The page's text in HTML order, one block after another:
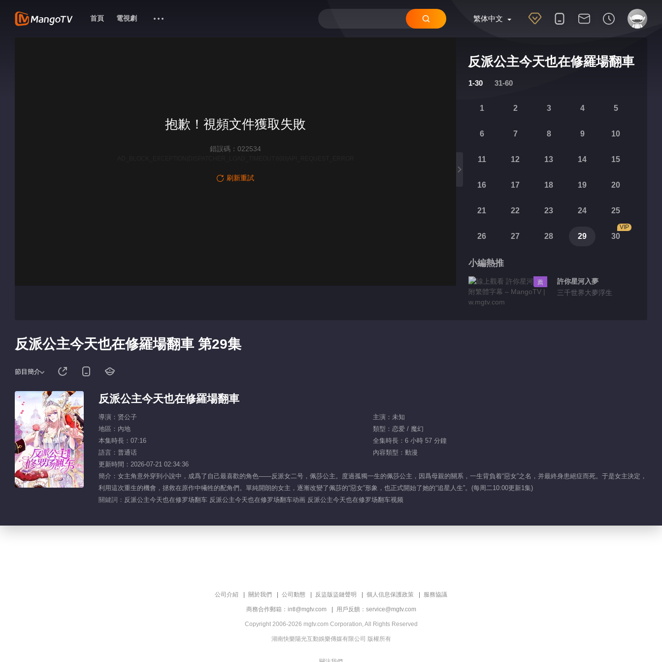
繁体中文
首頁 電視劇
反派公主今天也在修羅場翻車
1-30 31-60
1 2 3 4 5
6 7 8 9 10
11 12 13 14 15
16 17 18 19 20
21 22 23 24 25
26 27 28 29 30
VIP
小編熱推
薦
許你星河入夢
三千世界大夢浮生
01:48
忠塞琳娜
抱歉！視頻文件獲取失敗
錯誤碼：022534
刷新重試
反派公主今天也在修羅場翻車 第29集
節目簡介
反派公主今天也在修羅場翻車
導演：贤公子
主演：未知
地區：內地
類型：恋爱 / 魔幻
本集時長：07:16
全集時長：6 小時 57 分鐘
語言：普通话
內容類型：動漫
更新時間：2026-07-21 02:34:36
簡介：女主角意外穿到小說中，成爲了自己最喜歡的角色——反派女二号，佩莎公主。度過孤獨一生的佩莎公主，因爲母親的關系，一生背負着“惡女”之名，并最終身患絕症而死。于是女主決定，
利用這次重生的機會，拯救在原作中犧牲的配角們。單純開朗的女主，逐漸改變了佩莎的“惡女”形象，也正式開始了她的“追星人生”。(每周二10:00更新1集)
關鍵詞： 反派公主今天也在修罗场翻车 反派公主今天也在修罗场翻车动画 反派公主今天也在修罗场翻车视频
公司介紹 關於我們 公司動態 反盜版盜鏈聲明 個人信息保護政策 服務協議
商務合作郵箱：intl@mgtv.com 用戶反饋：service@mgtv.com
Copyright 2006-2026 mgtv.com Corporation, All Rights Reserved
湖南快樂陽光互動娛樂傳媒有限公司 版權所有